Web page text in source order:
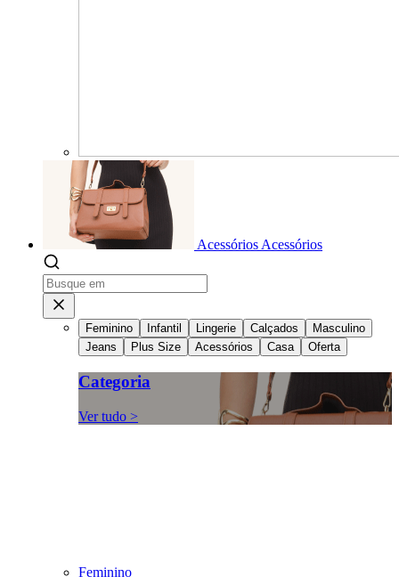
Acessórios Acessórios
Feminino Infantil Lingerie Calçados
Masculino
Jeans
Plus Size Acessórios Casa Oferta
Categoria
Ver tudo >
Feminino